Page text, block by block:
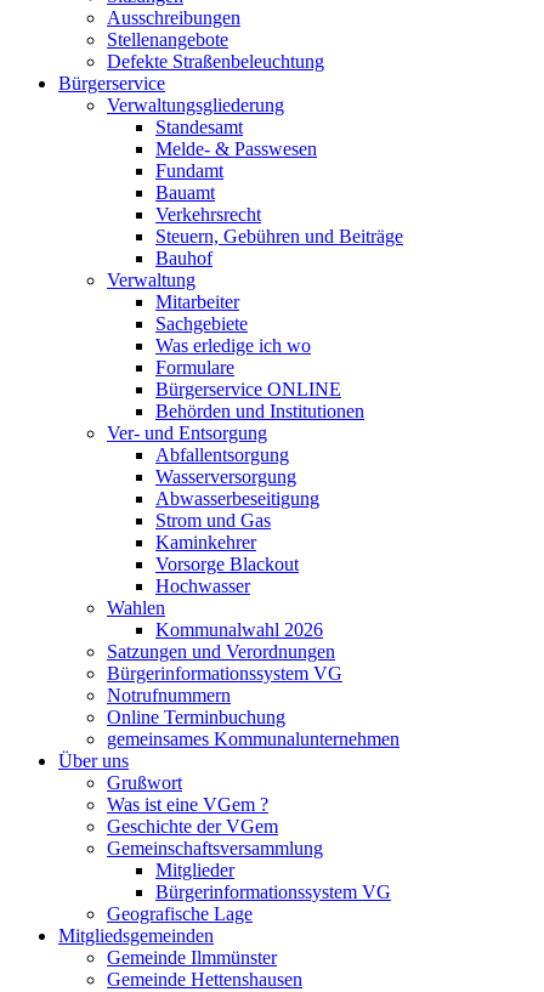
Ausschreibungen
Stellenangebote
Defekte Straßenbeleuchtung
Bürgerservice
Verwaltungsgliederung
Standesamt
Melde- & Passwesen
Fundamt
Bauamt
Verkehrsrecht
Steuern, Gebühren und Beiträge
Bauhof
Verwaltung
Mitarbeiter
Sachgebiete
Was erledige ich wo
Formulare
Bürgerservice ONLINE
Behörden und Institutionen
Ver- und Entsorgung
Abfallentsorgung
Wasserversorgung
Abwasserbeseitigung
Strom und Gas
Kaminkehrer
Vorsorge Blackout
Hochwasser
Wahlen
Kommunalwahl 2026
Satzungen und Verordnungen
Bürgerinformationssystem VG
Notrufnummern
Online Terminbuchung
gemeinsames Kommunalunternehmen
Über uns
Grußwort
Was ist eine VGem ?
Geschichte der VGem
Gemeinschaftsversammlung
Mitglieder
Bürgerinformationssystem VG
Geografische Lage
Mitgliedsgemeinden
Gemeinde Ilmmünster
Gemeinde Hettenshausen